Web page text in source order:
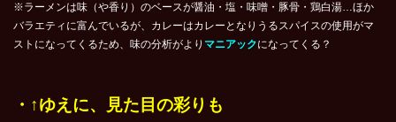
※ラーメンは味（や香り）のベースが醤油・塩・味噌・豚骨・鶏白湯…ほか
バラエティに富んでいるが、カレーはカレーとなりうるスパイスの使用がマ
ストになってくるため、味の分析がより マニアックになってくる？
・↑ゆえに、見た目の彩りも